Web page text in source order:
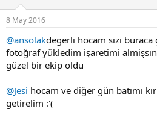
8 May 2016
@ansolakdegerli hocam sizi buraca
fotoğraf yükledim işaretimi
güzel bir ekip oldu
@Jesi hocam ve diğer gün batımı
getirelim :'(